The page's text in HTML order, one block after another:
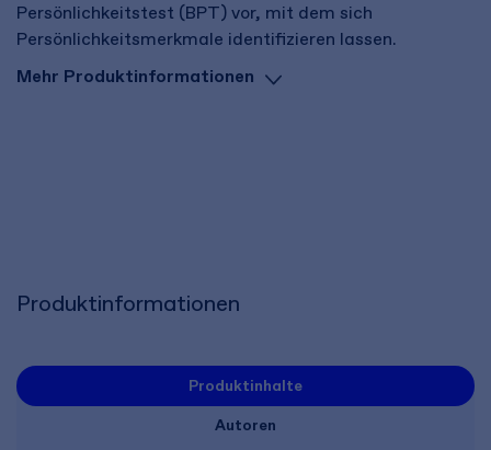
Persönlichkeitstest (BPT) vor, mit dem sich
Persönlichkeitsmerkmale identifizieren lassen.
Mehr Produktinformationen
Produktinformationen
Produktinhalte
Autoren